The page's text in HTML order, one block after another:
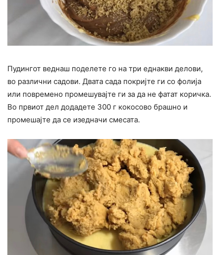
Пудингот веднаш поделете го на три еднакви делови,
во различни садови. Двата сада покријте ги со фолија
или повремено промешувајте ги за да не фатат коричка.
Во првиот дел додадете 300 г кокосово брашно и
промешајте да се изедначи смесата.